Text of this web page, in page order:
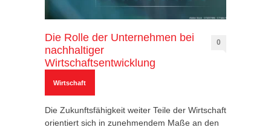
Die Rolle der Unternehmen bei
nachhaltiger
Wirtschaftsentwicklung
0
Wirtschaft
Die Zukunftsfähigkeit weiter Teile der Wirtschaft
orientiert sich in zunehmendem Maße an den